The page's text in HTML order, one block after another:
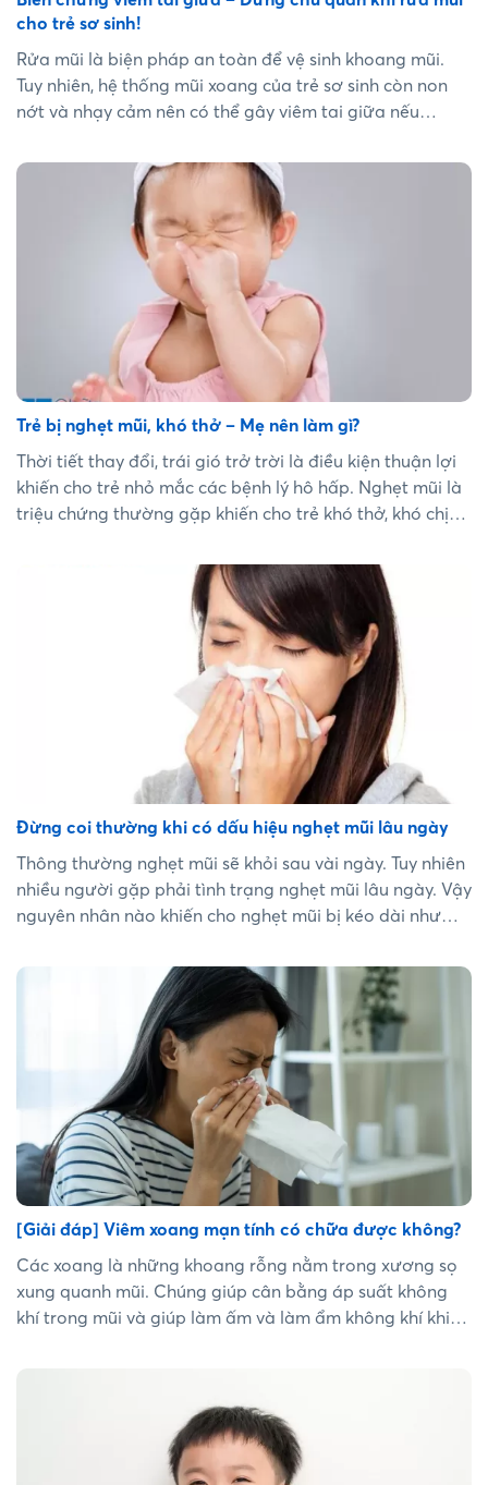
cho trẻ sơ sinh!
Rửa mũi là biện pháp an toàn để vệ sinh khoang mũi.
Tuy nhiên, hệ thống mũi xoang của trẻ sơ sinh còn non
nớt và nhạy cảm nên có thể gây viêm tai giữa nếu
trong việc rửa mũi cho trẻ sơ sinh để đảm bảo an toàn,
Trẻ bị nghẹt mũi, khó thở – Mẹ nên làm gì?
Thời tiết thay đổi, trái gió trở trời là điều kiện thuận lợi
khiến cho trẻ nhỏ mắc các bệnh lý hô hấp. Nghẹt mũi là
triệu chứng thường gặp khiến cho trẻ khó thở, khó chịu,
pháp để cha mẹ có cách xử lý khi trẻ bị nghẹt mũi....
Đừng coi thường khi có dấu hiệu nghẹt mũi lâu ngày
Thông thường nghẹt mũi sẽ khỏi sau vài ngày. Tuy nhiên
nhiều người gặp phải tình trạng nghẹt mũi lâu ngày. Vậy
nguyên nhân nào khiến cho nghẹt mũi bị kéo dài như
biện pháp xử lý....
[Giải đáp] Viêm xoang mạn tính có chữa được không?
Các xoang là những khoang rỗng nằm trong xương sọ
xung quanh mũi. Chúng giúp cân bằng áp suất không
khí trong mũi và giúp làm ấm và làm ẩm không khí khi
tính có chữa được không? Hãy cùng tìm hiểu trong bài
viết này cùng chuaviemmui.vn....